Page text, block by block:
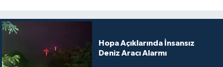
Hopa Açıklarında İnsansız
Deniz Aracı Alarmı